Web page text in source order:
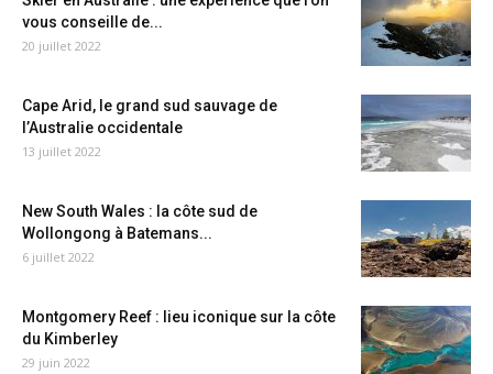
vous conseille de...
20 juillet 2022
Cape Arid, le grand sud sauvage de
l’Australie occidentale
13 juillet 2022
New South Wales : la côte sud de
Wollongong à Batemans...
6 juillet 2022
Montgomery Reef : lieu iconique sur la côte
du Kimberley
29 juin 2022